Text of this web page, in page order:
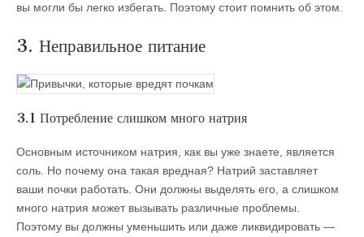
вы могли бы легко избегать. Поэтому стоит помнить об этом.
3. Неправильное питание
3.1 Потребление слишком много натрия
Основным источником натрия, как вы уже знаете, является
соль. Но почему она такая вредная? Натрий заставляет
ваши почки работать. Они должны выделять его, а слишком
много натрия может вызывать различные проблемы.
Поэтому вы должны уменьшить или даже ликвидировать —